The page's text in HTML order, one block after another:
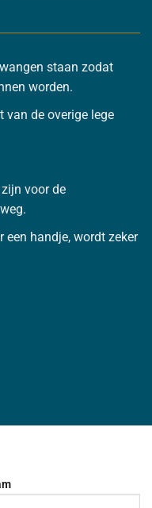
staan zodat
worden.
van de overige lege
voor de
handje, wordt zeker